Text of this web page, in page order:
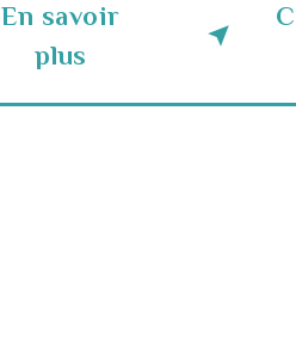
En savoir
plus